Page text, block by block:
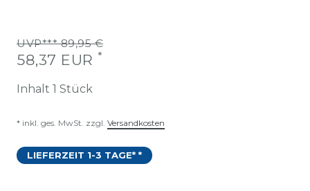
UVP*** 89,95 €
58,37 EUR *
Inhalt 1 Stück
* inkl. ges. MwSt. zzgl. Versandkosten
LIEFERZEIT 1-3 TAGE* *